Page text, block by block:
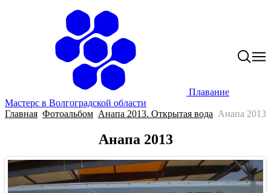
Плавание
Мастерс в Волгоградской области
Главная Фотоальбом Анапа 2013. Открытая вода Анапа 2013
Анапа 2013